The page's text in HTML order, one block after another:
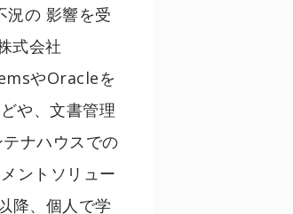
況の 影響を受
式会社
やOracleを
や、文書管理
ナハウスでの
ントソリュー
降、個人で学